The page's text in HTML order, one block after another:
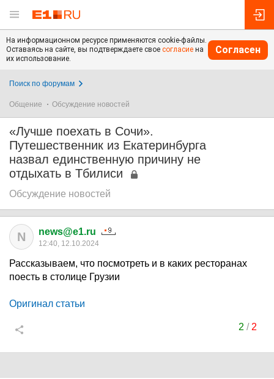
На информационном ресурсе применяются cookie-файлы.
Оставаясь на сайте, вы подтверждаете свое согласие на
их использование.
Согласен
Поиск по форумам
Общение Обсуждение новостей
«Лучше поехать в Сочи».
Путешественник из Екатеринбурга
назвал единственную причину не
отдыхать в Тбилиси
Обсуждение новостей
N news@e1.ru
12:40, 12.10.2024
Рассказываем, что посмотреть и в каких ресторанах
поесть в столице Грузии
Оригинал статьи
2 / 2